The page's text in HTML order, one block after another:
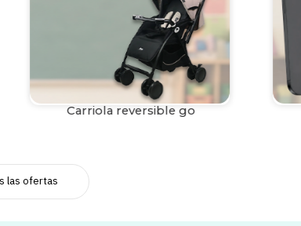
Carriola reversible go
las ofertas